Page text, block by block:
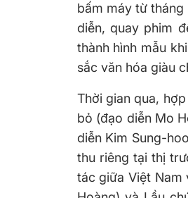
bấm máy từ
diễn, quay phim
thành hình mẫu
sắc văn hóa giàu
Thời gian qua,
bỏ (đạo diễn Mo
diễn Kim Sung-
thu riêng tại thị
tác giữa Việt Nam